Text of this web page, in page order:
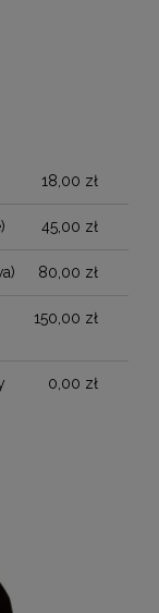
18,00 zł
45,00 zł
80,00 zł
150,00 zł
0,00 zł